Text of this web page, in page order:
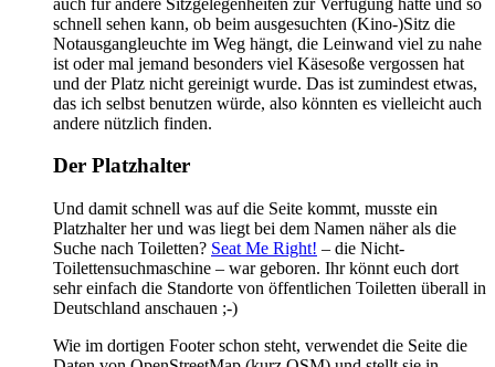
schnell sehen kann, ob beim ausgesuchten (Kino-)Sitz die
Notausgangleuchte im Weg hängt, die Leinwand viel zu nahe
ist oder mal jemand besonders viel Käsesoße vergossen hat
und der Platz nicht gereinigt wurde. Das ist zumindest etwas,
das ich selbst benutzen würde, also könnten es vielleicht auch
andere nützlich finden.
Der Platzhalter
Und damit schnell was auf die Seite kommt, musste ein
Platzhalter her und was liegt bei dem Namen näher als die
Suche nach Toiletten? Seat Me Right! – die Nicht-
Toilettensuchmaschine – war geboren. Ihr könnt euch dort
sehr einfach die Standorte von öffentlichen Toiletten überall in
Deutschland anschauen ;-)
Wie im dortigen Footer schon steht, verwendet die Seite die